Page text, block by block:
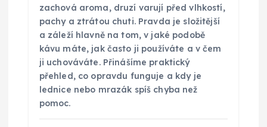
zachová aroma, druzí varují před vlhkostí,
pachy a ztrátou chuti. Pravda je složitější
a záleží hlavně na tom, v jaké podobě
kávu máte, jak často ji používáte a v čem
ji uchováváte. Přinášíme praktický
přehled, co opravdu funguje a kdy je
lednice nebo mrazák spíš chyba než
pomoc.